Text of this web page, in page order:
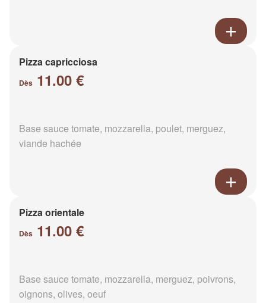
Pizza capricciosa
Dès 11.00 €
Base sauce tomate, mozzarella, poulet, merguez,
viande hachée
Pizza orientale
Dès 11.00 €
Base sauce tomate, mozzarella, merguez, poivrons,
oignons, olives, oeuf